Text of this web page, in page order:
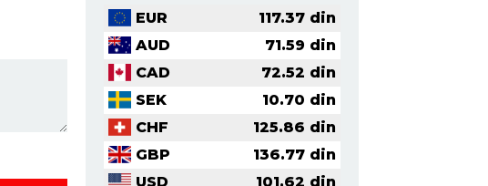
EUR 117.37 din
AUD
71.59 din
CAD
72.52 din
SEK
10.70 din
CHF
125.86 din
GBP
136.77 din
USD
101.62 din